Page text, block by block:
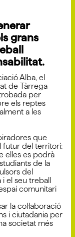
grans
Alba, el
de Tàrrega
per
els reptes
a les
que
futur del territori:
elles es podrà
de la
del
el seu treball
comunitari
la col·laboració
i ciutadania per
societat més